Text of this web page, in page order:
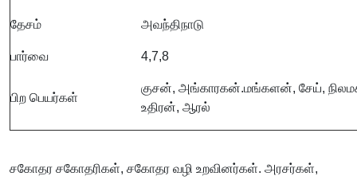
தேசம் அவந்திநாடு
பார்வை 4,7,8
பிற பெயர்கள்
குசன், அங்காரகன்.மங்களன், சேய்,
உதிரன், ஆரல்
சகோதர சகோதரிகள், சகோதர வழி உறவினர்கள். அரசர்கள்,